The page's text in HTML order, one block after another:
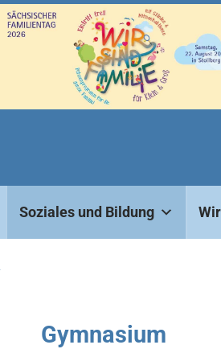
Soziales und Bildung
Gymnasium